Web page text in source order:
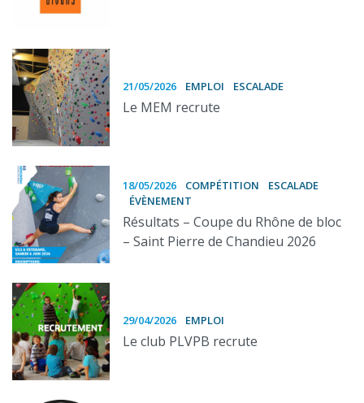
21/05/2026 EMPLOI ESCALADE
Le MEM recrute
18/05/2026 COMPÉTITION
ESCALADE
ÉVÈNEMENT
Résultats – Coupe du Rhône de bloc
– Saint Pierre de Chandieu 2026
29/04/2026 EMPLOI
Le club PLVPB recrute